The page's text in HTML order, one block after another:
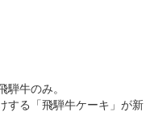
牛のみ。
する「飛騨牛ケーキ」が新